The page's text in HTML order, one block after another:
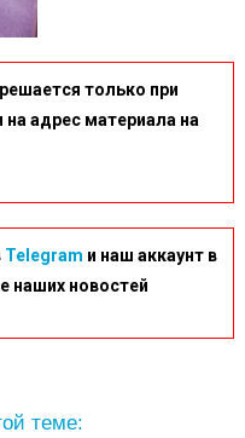
только при
адрес материала на
Telegram и наш аккаунт в
наших новостей
теме: